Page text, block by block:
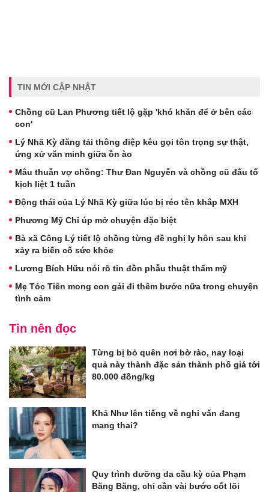
TIN MỚI CẬP NHẬT
Chồng cũ Lan Phương tiết lộ gặp 'khó khăn để ở bên các
con'
Lý Nhã Kỳ đăng tải thông điệp kêu gọi tôn trọng sự thật,
ứng xử văn minh giữa ồn ào
Mâu thuẫn vợ chồng: Thư Đan Nguyễn và chồng cũ đấu tố
kịch liệt 1 tuần
Động thái của Lý Nhã Kỳ giữa lúc bị réo tên khắp MXH
Phương Mỹ Chi úp mở chuyện đặc biệt
Bà xã Công Lý tiết lộ chồng từng đề nghị ly hôn sau khi
xảy ra biến cố sức khỏe
Lương Bích Hữu nói rõ tin đồn phẫu thuật thẩm mỹ
Mẹ Tóc Tiên mong con gái đi thêm bước nữa trong chuyện
tình cảm
Tin nên đọc
Từng bị bỏ quên nơi bờ rào, nay loại
quả này thành đặc sản thành phố giá tới
80.000 đồng/kg
Khả Như lên tiếng về nghi vấn đang
mang thai?
Quy trình dưỡng da cầu kỳ của Phạm
Băng Băng, chỉ cần vài bước cốt lõi